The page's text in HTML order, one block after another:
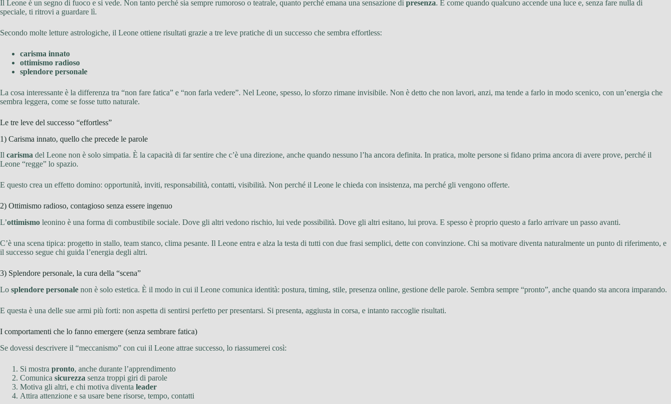
Il Leone è un segno di fuoco e si vede. Non tanto perché sia sempre rumoroso o teatrale, quanto perché emana una sensazione di presenza. È come quando qualcuno accende una luce e, senza fare nulla di
speciale, ti ritrovi a guardare lì.
Secondo molte letture astrologiche, il Leone ottiene risultati grazie a tre leve pratiche di un successo che sembra effortless:
carisma innato
ottimismo radioso
splendore personale
La cosa interessante è la differenza tra “non fare fatica” e “non farla vedere”. Nel Leone, spesso, lo sforzo rimane invisibile. Non è detto che non lavori, anzi, ma tende a farlo in modo scenico, con un’energia che
sembra leggera, come se fosse tutto naturale.
Le tre leve del successo “effortless”
1) Carisma innato, quello che precede le parole
Il carisma del Leone non è solo simpatia. È la capacità di far sentire che c’è una direzione, anche quando nessuno l’ha ancora definita. In pratica, molte persone si fidano prima ancora di avere prove, perché il
Leone “regge” lo spazio.
E questo crea un effetto domino: opportunità, inviti, responsabilità, contatti, visibilità. Non perché il Leone le chieda con insistenza, ma perché gli vengono offerte.
2) Ottimismo radioso, contagioso senza essere ingenuo
L’ottimismo leonino è una forma di combustibile sociale. Dove gli altri vedono rischio, lui vede possibilità. Dove gli altri esitano, lui prova. E spesso è proprio questo a farlo arrivare un passo avanti.
C’è una scena tipica: progetto in stallo, team stanco, clima pesante. Il Leone entra e alza la testa di tutti con due frasi semplici, dette con convinzione. Chi sa motivare diventa naturalmente un punto di riferimento, e
il successo segue chi guida l’energia degli altri.
3) Splendore personale, la cura della “scena”
Lo splendore personale non è solo estetica. È il modo in cui il Leone comunica identità: postura, timing, stile, presenza online, gestione delle parole. Sembra sempre “pronto”, anche quando sta ancora imparando.
E questa è una delle sue armi più forti: non aspetta di sentirsi perfetto per presentarsi. Si presenta, aggiusta in corsa, e intanto raccoglie risultati.
I comportamenti che lo fanno emergere (senza sembrare fatica)
Se dovessi descrivere il “meccanismo” con cui il Leone attrae successo, lo riassumerei così:
Si mostra pronto, anche durante l’apprendimento
Comunica sicurezza senza troppi giri di parole
Motiva gli altri, e chi motiva diventa leader
Attira attenzione e sa usare bene risorse, tempo, contatti